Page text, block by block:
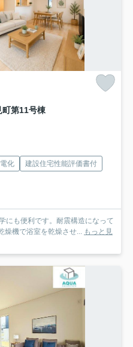
町第11号棟
化
建設住宅性能評価書付
にも便利です。耐震構造になって
燥機で浴室を乾燥させ... もっと見